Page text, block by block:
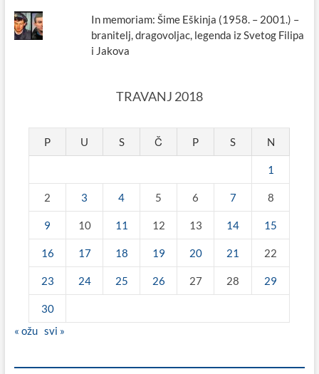
In memoriam: Šime Eškinja (1958. – 2001.) –
branitelj, dragovoljac, legenda iz Svetog Filipa
i Jakova
TRAVANJ 2018
P U S Č P S N
1
2 3 4 5 6 7 8
9 10 11 12 13 14 15
16 17 18 19 20 21 22
23 24 25 26 27 28 29
30
« ožu svi »